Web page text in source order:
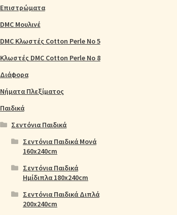
Επιστρώματα
DMC Μουλινέ
DMC Κλωστές Cotton Perle No 5
Κλωστές DMC Cotton Perle No 8
Διάφορα
Νήματα Πλεξίματος
Παιδικά
Σεντόνια Παιδικά
Σεντόνια Παιδικά Μονά
160x240cm
Σεντόνια Παιδικά
Ημίδιπλα 180x240cm
Σεντόνια Παιδικά Διπλά
200x240cm